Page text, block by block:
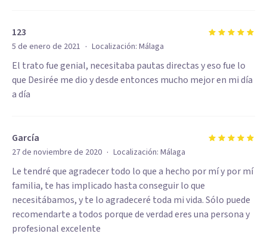
123
5 de enero de 2021 · Localización: Málaga
El trato fue genial, necesitaba pautas directas y eso fue lo
que Desirée me dio y desde entonces mucho mejor en mi día
a día
García
27 de noviembre de 2020 · Localización: Málaga
Le tendré que agradecer todo lo que a hecho por mí y por mí
familia, te has implicado hasta conseguir lo que
necesitábamos, y te lo agradeceré toda mi vida. Sólo puede
recomendarte a todos porque de verdad eres una persona y
profesional excelente